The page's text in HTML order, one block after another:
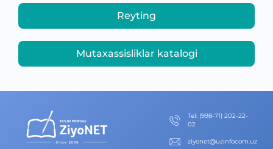
Reyting
Mutaxassisliklar katalogi
Теl: (998-71) 202-22-
02
ziyonet@uzinfocom.uz